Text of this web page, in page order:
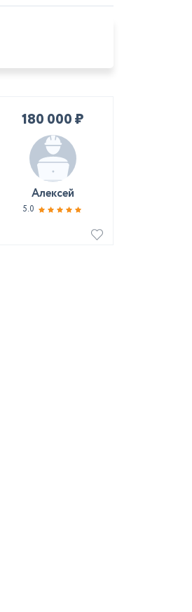
180 000 ₽
Алексей
5.0